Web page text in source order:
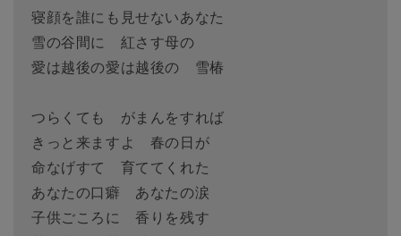
寝顔を誰にも見せないあなた
雪の谷間に 紅さす母の
愛は越後の愛は越後の 雪椿
つらくても がまんをすれば
きっと来ますよ 春の日が
命なげすて 育ててくれた
あなたの口癖 あなたの涙
子供ごころに 香りを残す